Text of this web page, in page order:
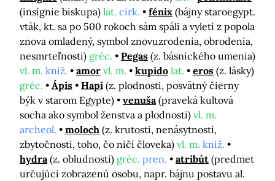
(insígnie biskupa) lat. cirk. fénix (bájny staroegypt.
vták, kt. sa po 500 rokoch sám spáli a vyletí z popola
znova omladený, symbol znovuzrodenia, obrodenia,
nesmrteľnosti) gréc. Pegas (z. básnického umenia)
vl. m. kniž. amor vl. m. kupido lat. eros (z. lásky)
gréc.
Ápis Hapi (z. plodnosti, posvätný čierny
býk v starom Egypte)
venuša (praveká kultová
socha ako symbol ženstva a plodnosti) vl. m.
archeol.
moloch (z. krutosti, nenásytnosti,
zbytočnosti, toho, čo ničí človeka) vl. m. kniž.
hydra (z. obludnosti) gréc. pren. atribút (predmet
určujúci zobrazenú osobu, napr. bájnu postavu al.